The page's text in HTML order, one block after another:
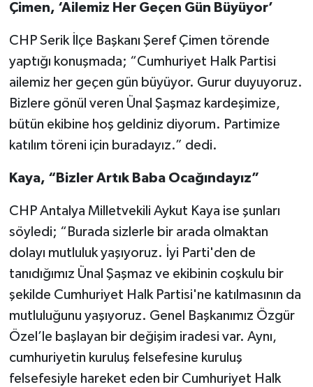
Çimen, ‘Ailemiz Her Geçen Gün Büyüyor’
CHP Serik İlçe Başkanı Şeref Çimen törende
yaptığı konuşmada; “Cumhuriyet Halk Partisi
ailemiz her geçen gün büyüyor. Gurur duyuyoruz.
Bizlere gönül veren Ünal Şaşmaz kardeşimize,
bütün ekibine hoş geldiniz diyorum. Partimize
katılım töreni için buradayız.” dedi.
Kaya, “Bizler Artık Baba Ocağındayız”
CHP Antalya Milletvekili Aykut Kaya ise şunları
söyledi; “Burada sizlerle bir arada olmaktan
dolayı mutluluk yaşıyoruz. İyi Parti'den de
tanıdığımız Ünal Şaşmaz ve ekibinin coşkulu bir
şekilde Cumhuriyet Halk Partisi'ne katılmasının da
mutluluğunu yaşıyoruz. Genel Başkanımız Özgür
Özel’le başlayan bir değişim iradesi var. Aynı,
cumhuriyetin kuruluş felsefesine kuruluş
felsefesiyle hareket eden bir Cumhuriyet Halk